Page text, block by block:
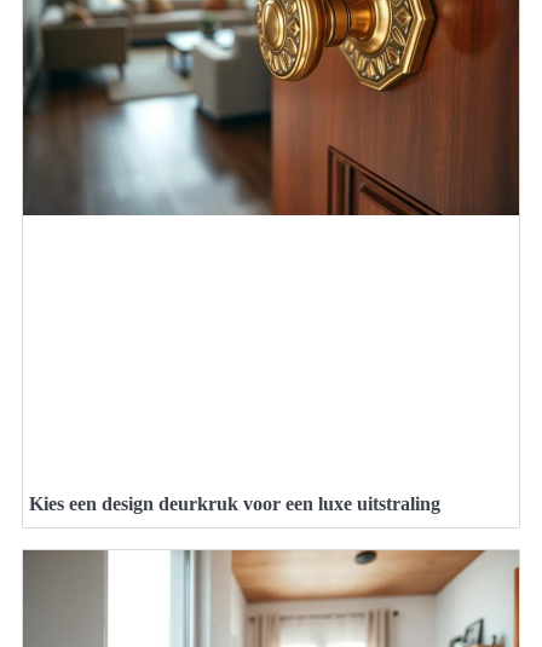
Kies een design deurkruk voor een luxe uitstraling